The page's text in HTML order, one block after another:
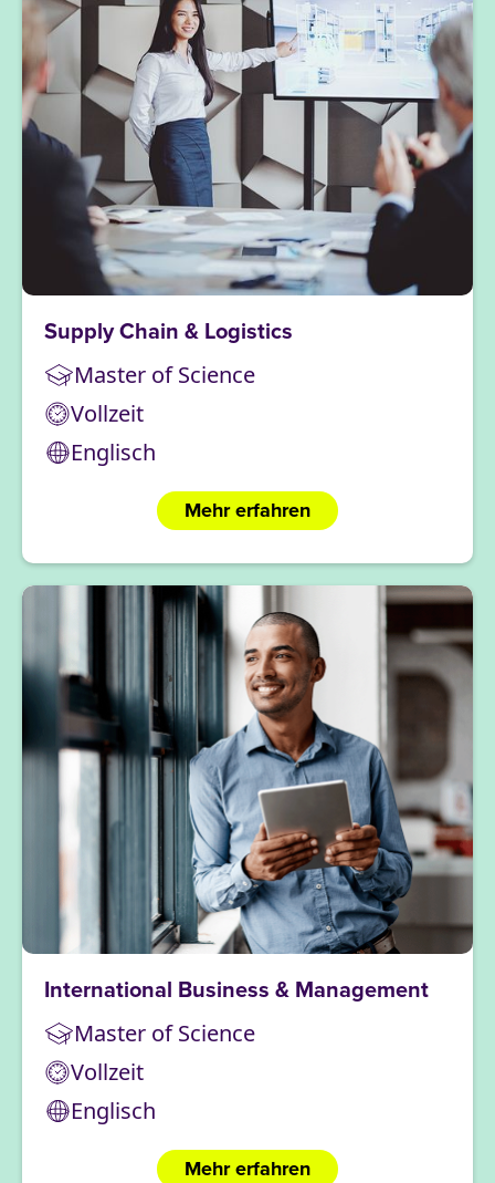
Supply Chain & Logistics
Master of Science
Vollzeit
Englisch
Mehr erfahren
International Business & Management
Master of Science
Vollzeit
Englisch
Mehr erfahren